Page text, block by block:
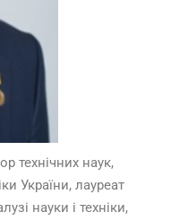
технічних наук,
України, лауреат
науки і техніки,